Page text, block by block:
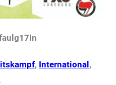
in
, International